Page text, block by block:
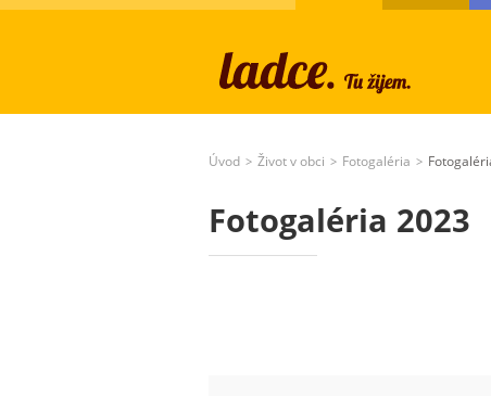
Úvod > Život v obci > Fotogaléria >
Fotogaléria 2023